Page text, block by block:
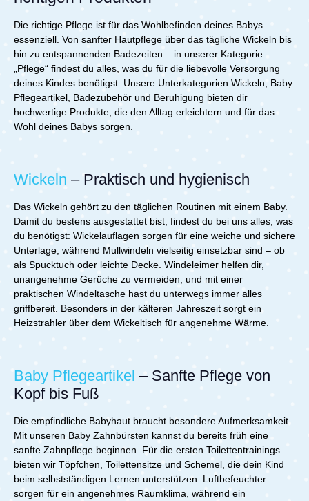
rutschfeste Boden sorgt für Stabilität, während der
wärmeempfindliche Stöpsel die Wassertemperatur
kontrolliert. Der separat erhältliche
Neugeborenenaufsatz macht das Baden noch
bequemer für Dein Baby und gibt zusätzlichen
Halt. Perfekt für moderne Familien Das Stokke Flexi
Bath sandy beige ist leicht, faltbar und sicher – ideal für
den Alltag und unterwegs. Hol Dir jetzt die perfekte
Babybadewanne für komfortable & entspannte
63 cm x 24 cm x 10 cm Geeignet für Kinder im Alter
von: 0 - 48 Monaten Materialien: PP+TPE
Die richtige Pflege ist für das Wohlbefinden deines Babys
essenziell. Von sanfter Hautpflege über das tägliche Wickeln bis
hin zu entspannenden Badezeiten – in unserer Kategorie
„Pflege“ findest du alles, was du für die liebevolle Versorgung
deines Kindes benötigst. Unsere Unterkategorien Wickeln, Baby
Pflegeartikel, Badezubehör und Beruhigung bieten dir
hochwertige Produkte, die den Alltag erleichtern und für das
Wohl deines Babys sorgen.
Wickeln – Praktisch und hygienisch
Das Wickeln gehört zu den täglichen Routinen mit einem Baby.
Damit du bestens ausgestattet bist, findest du bei uns alles, was
du benötigst: Wickelauflagen sorgen für eine weiche und sichere
Unterlage, während Mullwindeln vielseitig einsetzbar sind – ob
als Spucktuch oder leichte Decke. Windeleimer helfen dir,
unangenehme Gerüche zu vermeiden, und mit einer
praktischen Windeltasche hast du unterwegs immer alles
griffbereit. Besonders in der kälteren Jahreszeit sorgt ein
Heizstrahler über dem Wickeltisch für angenehme Wärme.
Baby Pflegeartikel – Sanfte Pflege von
Kopf bis Fuß
Die empfindliche Babyhaut braucht besondere Aufmerksamkeit.
Mit unseren Baby Zahnbürsten kannst du bereits früh eine
sanfte Zahnpflege beginnen. Für die ersten Toilettentrainings
bieten wir Töpfchen, Toilettensitze und Schemel, die dein Kind
beim selbstständigen Lernen unterstützen. Luftbefeuchter
sorgen für ein angenehmes Raumklima, während ein